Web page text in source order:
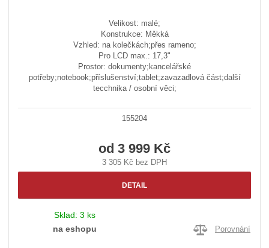
Velikost: malé;
Konstrukce: Měkká
Vzhled: na kolečkách;přes rameno;
Pro LCD max.: 17,3"
Prostor: dokumenty;kancelářské
potřeby;notebook;příslušenství;tablet;zavazadlová část;další
tecchnika / osobní věci;
155204
od 3 999 Kč
3 305 Kč bez DPH
DETAIL
Sklad: 3 ks
na eshopu
Porovnání